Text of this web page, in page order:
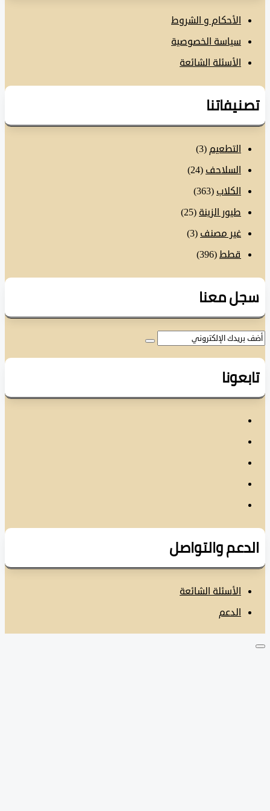
الأحكام و الشروط
سياسة الخصوصية
الأسئلة الشائعة
التطعيم(3)
السلاحف(24)
الكلاب(363)
طيور الزينة (25)
غير مصنف(3)
قطط
(396)
معنا
والتواصل
الأسئلة الشائعة
الدعم